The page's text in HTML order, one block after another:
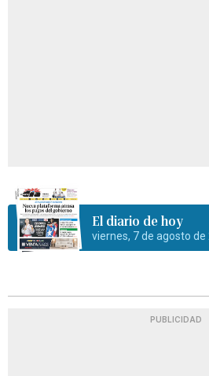
El diario de hoy
viernes, 7 de agosto de
PUBLICIDAD